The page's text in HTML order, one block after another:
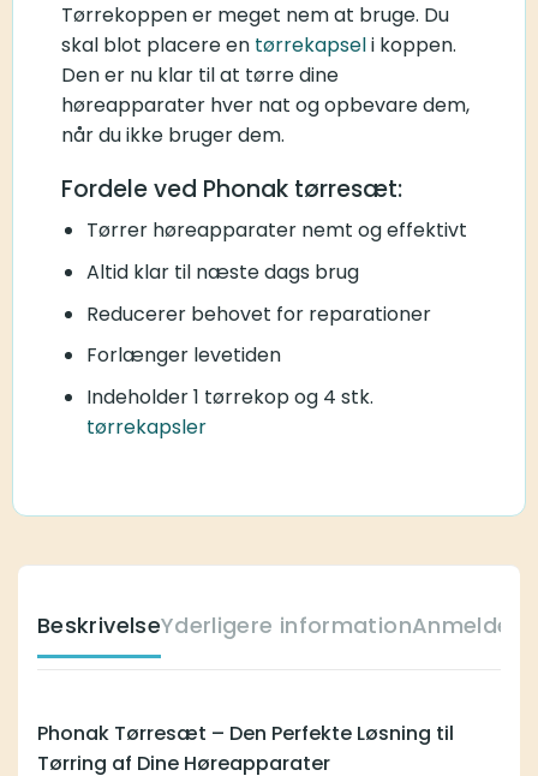
Tørrekoppen er meget nem at bruge. Du
skal blot placere en tørrekapseli koppen.
Den er nu klar til at tørre dine
høreapparater hver nat og opbevare dem,
når du ikke bruger dem.
Fordele ved Phonak tørresæt:
Tørrer høreapparater nemt og effektivt
Altid klar til næste dags brug
Reducerer behovet for reparationer
Forlænger levetiden
Indeholder 1 tørrekop og 4 stk.
tørrekapsler
BeskrivelseYderligere information
Phonak Tørresæt – Den Perfekte Løsning til
Tørring af Dine Høreapparater